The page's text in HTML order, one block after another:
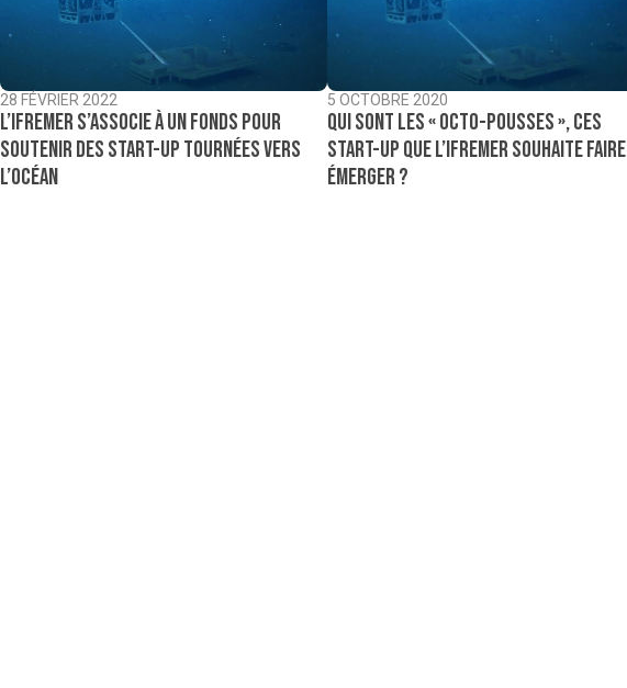
28 FÉVRIER 2022
L’Ifremer s’associe à un fonds pour
soutenir des start-up tournées vers
l’océan
5 OCTOBRE 2020
Qui sont les « octo-pousses », ces
start-up que l’Ifremer souhaite faire
émerger ?